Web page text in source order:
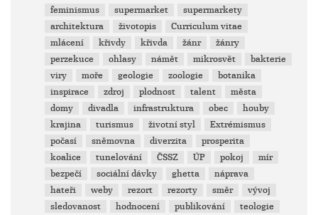
feminismus
supermarket
supermarkety
architektura
životopis
Curriculum vitae
mlácení
křivdy křivda žánr
žánry
perzekuce
ohlasy námět mikrosvět
bakterie
viry
moře geologie zoologie
botanika
inspirace
zdroj plodnost talent
města
domy
divadla infrastruktura obec
houby
krajina
turismus životní styl
Extrémismus
počasí
sněmovna diverzita
prosperita
koalice
tunelování ČSSZ ÚP pokoj
mír
bezpečí
sociální dávky ghetta
náprava
hateři
weby rezort rezorty směr
vývoj
sledovanost
hodnocení publikování
teologie